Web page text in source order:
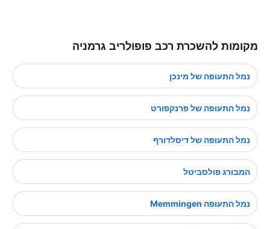
מקומות להשכרת רכב פופולריב גרמניה
נמל התעופה של מינכן
נמל התעופה של פרנקפורט
נמל התעופה של דיסלדורף
המבורג פולסביטל
נמל התעופה Memmingen